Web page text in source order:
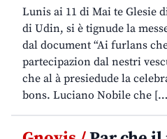
Lunis ai 11 di Mai te Glesie
di Udin, si è tignude la
dal document “Ai furlans
partecipazion dal nestri
che al à presiedude la
bons. Luciano Nobile che